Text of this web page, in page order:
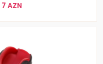
7 AZN